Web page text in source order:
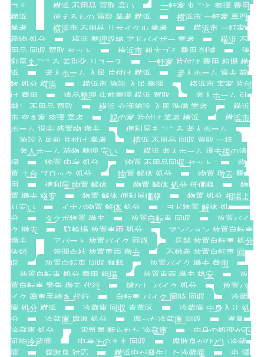
コミ
横浜 不用品 買取 高い
一軒家 丸ごと 整理 費用
横浜
使えるもの 買取 業者 横浜
横浜市 一軒家 専門
業者
横浜市 不用品 リサイクル 業者
横浜市 一軒家
荷物 処分
横浜 整理収納 アドバイザー 業者
横浜 不
用品 回収 買取 セット
横浜市 粗大ゴミ 費用 削減
便
利屋まごころ 差別化 リユース
一軒家 片付け 費用 相場 横
浜
老人ホーム 入居 片付け 横浜
老人ホーム 退去 荷
物 処分 横浜
横浜市 施設 入居 整理
横浜市 実家 片付
け 費用
遺品整理 生前整理 横浜 買取
老人ホーム 引
越し 不用品 買取
横浜 介護施設 入居 準備 業者
横浜
市 空き家 整理 業者
親の家 片付け 業者 横浜
横浜市
ホーム 退去 残置物 撤去
便利屋まごころ 老人ホーム
施設入居前 片付け 業者
横浜 不用品 回収 買取 一括
老人ホーム 荷物 整理 安い
横浜 老人ホーム 退去後の清
掃
物置 中身 処分 物置 不用品回収 セット
物
置 土台 ブロック 処分
物置 解体 処分
物置 撤去 費
用
便利屋 物置 解体 物置 解体 処分 低価格
物
置 撤去 格安
物置 解体 便利屋価格
物置 処分 相場よ
り安い
イナバ物置 解体 処分
ヨド物置 解体 処
分
タクボ物置 撤去 放置自転車 回収
放置バイ
ク 撤去
駐輪場 放置車両 処分
マンション 放置自転車
撤去
アパート 放置バイク 回収
店舗 放置自転車 処分
依頼
管理会社 放置車両 撤去
不動産 放置自転車 回
収
放置自転車 回収 無料
放置バイク 撤去 費用
放置自転車 処分 費用 相場
放置車両 撤去 格安
放
置自転車 警告 撤去 代行
鍵なし バイク 処分
放置バ
イク 廃車手続き 代行
自転車 バイク 同時 回収
冷蔵
庫 処分 横浜
冷蔵庫 回収 青葉区
冷蔵庫 中身入り 処
分
冷蔵庫 腐敗 処分 腐った冷蔵庫 回収
異臭
冷蔵庫 処分
電気屋 断られた 冷蔵庫
中身の処理が不
可能冷蔵庫
中身そのまま 回収
腐敗臭がひどい冷蔵
庫
腐敗臭 対応 横浜虫が発生した冷蔵庫
虫 湧